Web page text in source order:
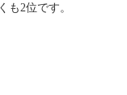
も2位です。